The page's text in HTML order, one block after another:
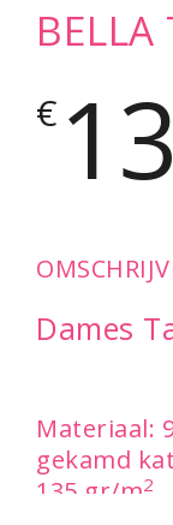
BELLA
€ 13
Dames
Materiaal:
gekamd
135 gr/m2